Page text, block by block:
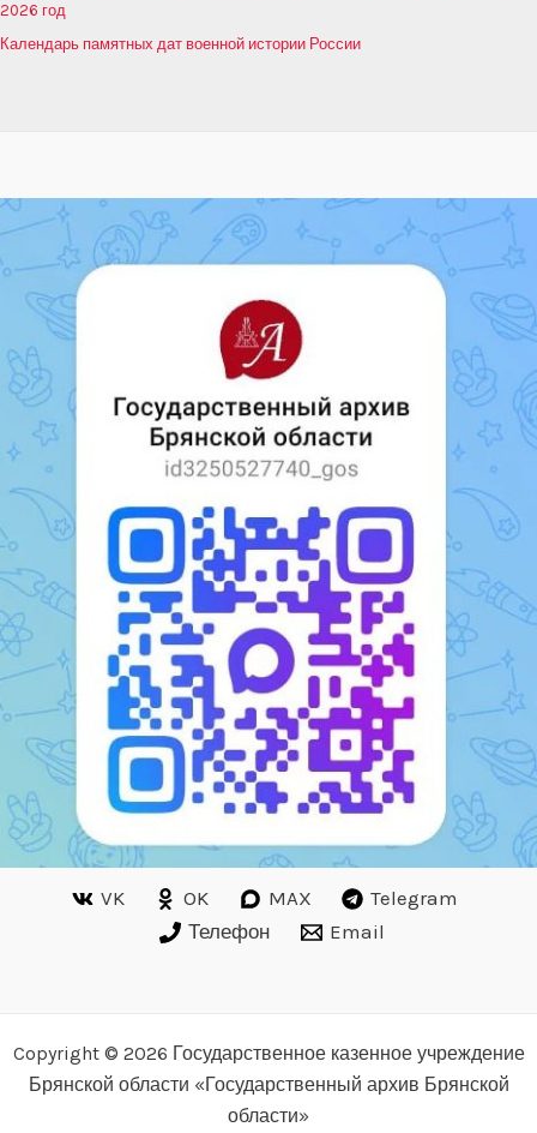
2026 год
Календарь памятных дат военной истории России
VK OK MAX
Telegram
Телефон
Email
Copyright © 2026 Государственное казенное учреждение
Брянской области «Государственный архив Брянской
области»